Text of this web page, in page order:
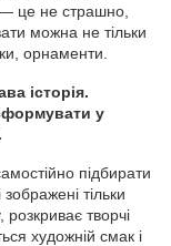
підбирати
тільки
творчі
художній смак і
це не страшно,
можна не тільки
орнаменти.
історія.
у